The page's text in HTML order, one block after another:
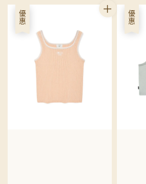
優惠 優惠